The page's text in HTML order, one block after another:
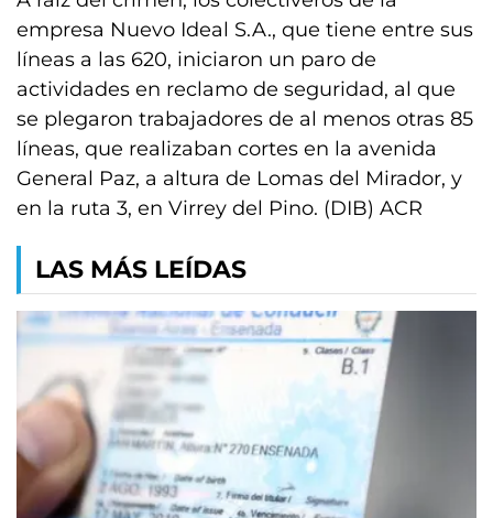
empresa Nuevo Ideal S.A., que tiene entre sus
líneas a las 620, iniciaron un paro de
actividades en reclamo de seguridad, al que
se plegaron trabajadores de al menos otras 85
líneas, que realizaban cortes en la avenida
General Paz, a altura de Lomas del Mirador, y
en la ruta 3, en Virrey del Pino. (DIB) ACR
LAS MÁS LEÍDAS